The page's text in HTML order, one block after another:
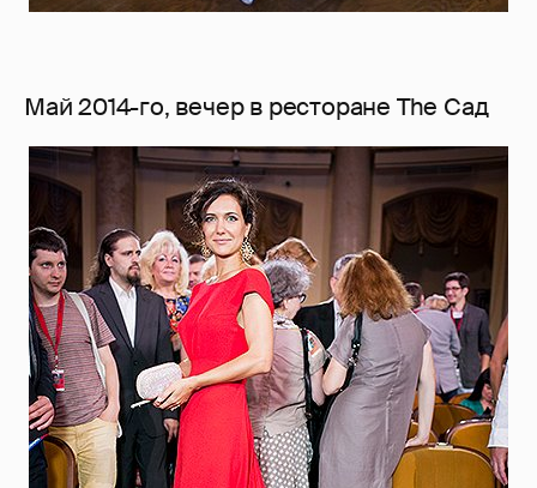
Май 2014-го, вечер в ресторане The Сад